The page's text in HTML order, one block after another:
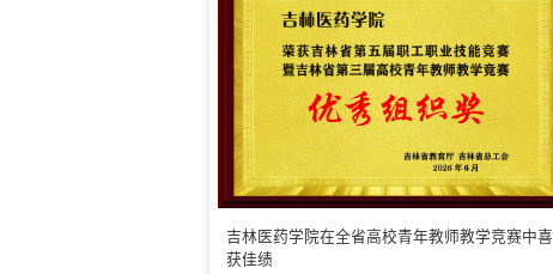
吉林医药学院在全省高校青年教师教学竞赛中喜
获佳绩